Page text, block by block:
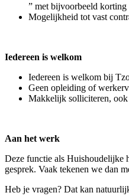
” met bijvoorbeeld korting
Mogelijkheid tot vast
Iedereen is welkom
Iedereen is welkom bij
Geen opleiding of
Makkelijk solliciteren,
Aan het werk
Deze functie als Huishoudelijke
gesprek. Vaak tekenen we dan
Heb je vragen? Dat kan